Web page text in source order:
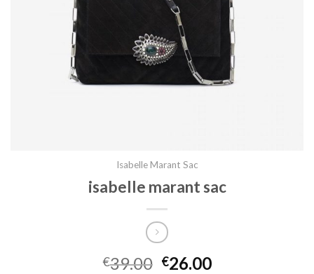
Isabelle Marant Sac
isabelle marant sac
€39.00 €26.00